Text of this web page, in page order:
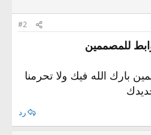
#2
للمصممين
بارك الله فيك ولا تحرمنا
رد